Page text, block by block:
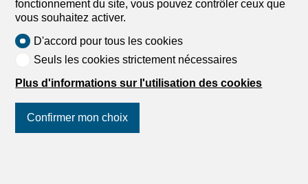
fonctionnement du site, vous pouvez contrôler ceux que
vous souhaitez activer.
D'accord pour tous les cookies
Seuls les cookies strictement nécessaires
Plus d'informations sur l'utilisation des cookies
Confirmer mon choix